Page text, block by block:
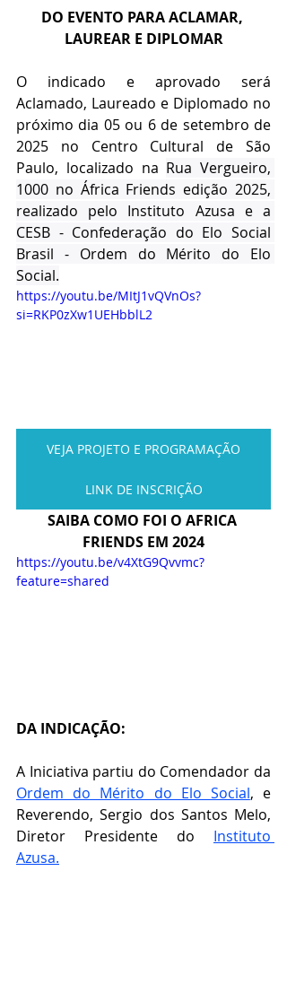
DO EVENTO PARA ACLAMAR,
LAUREAR E DIPLOMAR
O indicado e aprovado será
Aclamado, Laureado e Diplomado no
próximo dia 05 ou 6 de setembro de
2025 no Centro Cultural de São
Paulo, localizado na Rua Vergueiro,
1000 no África Friends edição 2025,
realizado pelo Instituto Azusa e a
CESB - Confederação do Elo Social
Brasil - Ordem do Mérito do Elo
Social.
https://youtu.be/MItJ1vQVnOs?
si=RKP0zXw1UEHbblL2
VEJA PROJETO E PROGRAMAÇÃO
LINK DE INSCRIÇÃO
SAIBA COMO FOI O AFRICA
FRIENDS EM 2024
https://youtu.be/v4XtG9Qvvmc?
feature=shared
DA INDICAÇÃO:
Ordem do Mérito do Elo Social, e
Reverendo, Sergio dos Santos Melo,
Diretor Presidente do Instituto
Azusa.